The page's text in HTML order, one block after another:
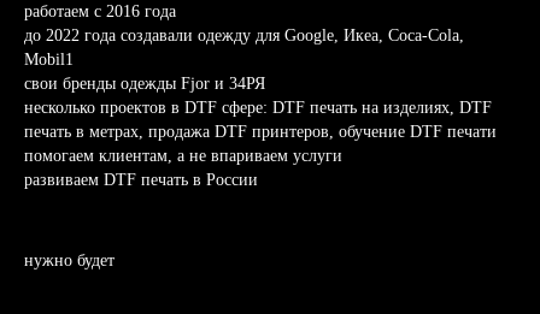
работаем с 2016 года
до 2022 года создавали одежду для Google, Икеа, Coca-Cola,
Mobil1
свои бренды одежды Fjor и 34РЯ
несколько проектов в DTF сфере: DTF печать на изделиях, DTF
печать в метрах, продажа DTF принтеров, обучение DTF печати
помогаем клиентам, а не впариваем услуги
развиваем DTF печать в России
нужно будет